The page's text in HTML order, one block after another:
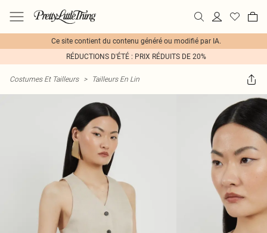
Ce site contient du contenu généré ou modifié par IA.
RÉDUCTIONS D'ÉTÉ : PRIX RÉDUITS DE 20%
Costumes Et Tailleurs > Tailleurs En Lin